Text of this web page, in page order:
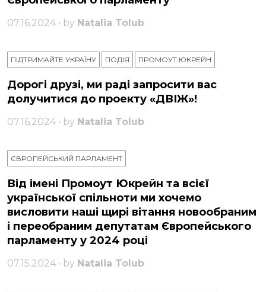
07.16.2024 • by Natalia Tolub
ПІДТРИМАЙТЕ УКРАЇНУ ПОДІЯ ПРОМОУТ ЮКРЕЙН
Дорогі друзі, ми раді запросити вас
долучитися до проекту «ДВІЖ»!
07.16.2024 • by Natalia Tolub
ЄВРОПЕЙСЬКИЙ ПАРЛАМЕНТ
Від імені Промоут Юкрейн та всієї
української спільноти ми хочемо
висловити наші щирі вітання новообраним
і переобраним депутатам Європейського
парламенту у 2024 році
07.15.2024 • by Natalia Tolub